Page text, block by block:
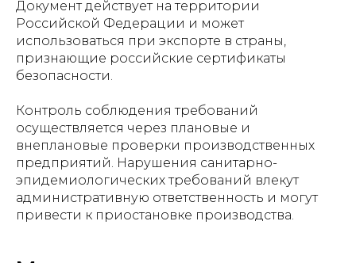
Документ действует на территории
Российской Федерации и может
использоваться при экспорте в страны,
признающие российские сертификаты
безопасности.
Контроль соблюдения требований
осуществляется через плановые и
внеплановые проверки производственных
предприятий. Нарушения санитарно-
эпидемиологических требований влекут
административную ответственность и могут
привести к приостановке производства.